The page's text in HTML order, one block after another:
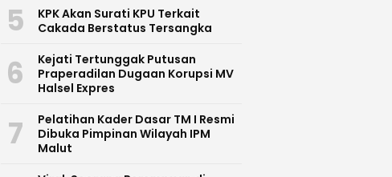
5
KPK Akan Surati KPU Terkait
Cakada Berstatus Tersangka
6
Kejati Tertunggak Putusan
Praperadilan Dugaan Korupsi MV
Halsel Expres
7
Pelatihan Kader Dasar TM I Resmi
Dibuka Pimpinan Wilayah IPM
Malut